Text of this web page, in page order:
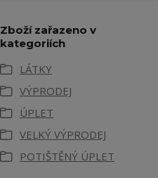
Zboží zařazeno v
kategoriích
LÁTKY
VÝPRODEJ
ÚPLET
VELKÝ VÝPRODEJ
POTIŠTĚNÝ ÚPLET